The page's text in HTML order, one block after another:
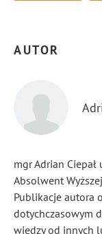
AUTOR
mgr Adrian
Absolwent
Publikacje autora
dotychczasowym
wiedzy od innych